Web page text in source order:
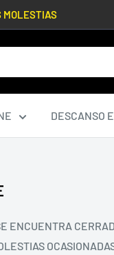
MOLESTIAS
DESCANSO
ENCUENTRA